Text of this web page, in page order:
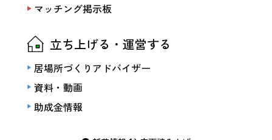
マッチング掲示板
立ち上げる・運営する
居場所づくりアドバイザー
資料・動画
助成金情報